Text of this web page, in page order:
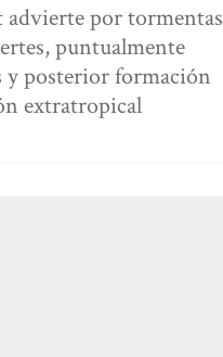
advierte por tormentas
puntualmente
y posterior formación
extratropical